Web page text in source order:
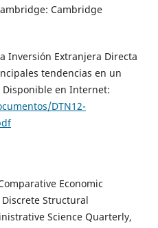
Cambridge
Inversión Extranjera Directa
tendencias en un
en Internet:
DTN12-
Economic
Structural
Science Quarterly,